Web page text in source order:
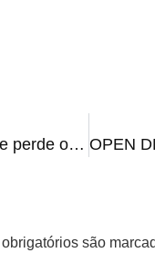
TROPEÇO | Grêmio empata com o São Luiz e perde os 100% no Gauchão
são